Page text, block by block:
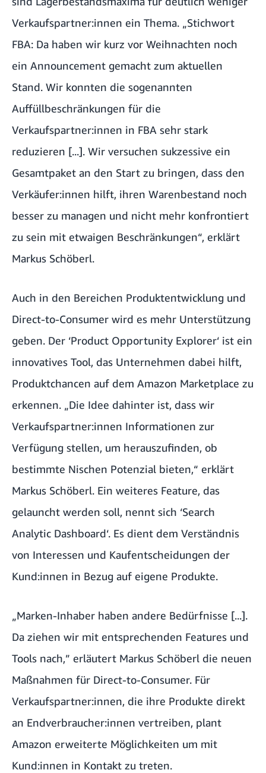
Verkaufspartner:innen ein Thema. „Stichwort
FBA: Da haben wir kurz vor Weihnachten noch
ein Announcement gemacht zum aktuellen
Stand. Wir konnten die sogenannten
Auffüllbeschränkungen für die
Verkaufspartner:innen in FBA sehr stark
reduzieren [...]. Wir versuchen sukzessive ein
Gesamtpaket an den Start zu bringen, dass den
Verkäufer:innen hilft, ihren Warenbestand noch
besser zu managen und nicht mehr konfrontiert
zu sein mit etwaigen Beschränkungen“, erklärt
Markus Schöberl.
Auch in den Bereichen Produktentwicklung und
Direct-to-Consumer wird es mehr Unterstützung
geben. Der ‘Product Opportunity Explorer‘ ist ein
innovatives Tool, das Unternehmen dabei hilft,
Produktchancen auf dem Amazon Marketplace zu
erkennen. „Die Idee dahinter ist, dass wir
Verkaufspartner:innen Informationen zur
Verfügung stellen, um herauszufinden, ob
bestimmte Nischen Potenzial bieten,“ erklärt
Markus Schöberl. Ein weiteres Feature, das
gelauncht werden soll, nennt sich ‘Search
Analytic Dashboard‘. Es dient dem Verständnis
von Interessen und Kaufentscheidungen der
Kund:innen in Bezug auf eigene Produkte.
„Marken-Inhaber haben andere Bedürfnisse [...].
Da ziehen wir mit entsprechenden Features und
Tools nach,” erläutert Markus Schöberl die neuen
Maßnahmen für Direct-to-Consumer. Für
Verkaufspartner:innen, die ihre Produkte direkt
an Endverbraucher:innen vertreiben, plant
Amazon erweiterte Möglichkeiten um mit
Kund:innen in Kontakt zu treten.